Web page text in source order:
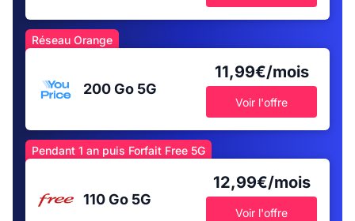
Réseau Orange
200 Go 5G
11,99€/mois
Voir l'offre
Pendant 1 an puis Forfait Free 5G
110 Go 5G
12,99€/mois
Voir l'offre